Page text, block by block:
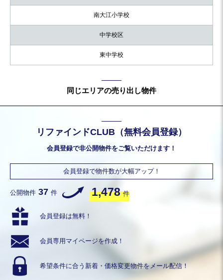
南大江小学校
中学校区
東中学校
同じエリアの売り出し物件
リファインドCLUB（無料会員登録）
会員登録で非公開物件をご覧いただけます！
会員登録で物件数が大幅アップ！
公開物件 37 件 1,478 件
会員登録は無料！
会員専用マイページを作成！
希望条件に合う 新着・価格変更物件をメール配信！